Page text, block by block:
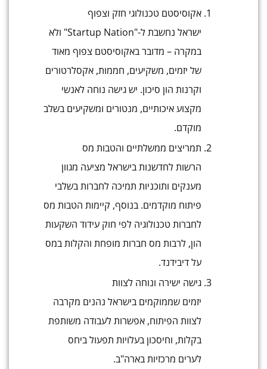
אקוסיסטם טכנולוגי חזק וצפוף
ישראל נחשבת ל-"Startup Nation" ולא
במקרה – מדובר באקוסיסטם צפוף מאוד
של יזמים, משקיעים, חממות, אקסלרטורים
וקרנות הון סיכון. יש גישה נוחה לאנשי
מקצוע איכותיים, מנטורים ומשקיעים בשלב
מוקדם.
תמריצים ממשלתיים והטבות מס
הרשות לחדשנות בישראל מציעה מגוון
מענקים ותוכניות תמיכה לחברות בשלבי
פיתוח מוקדמים. בנוסף, קיימות הטבות מס
לחברות טכנולוגיה לפי חוק עידוד השקעות
הון, לרבות מס חברות מופחת והקלות במס
על דיבידנד.
גישה ישירה ונוחה לצוות
יזמים שממוקמים בישראל נהנים מקרבה
לצוות הפיתוח, אפשרות לעבודה משותפת
בקלות, וחיסכון בעלויות תפעול ביחס
לערים מרכזיות בארה"ב.